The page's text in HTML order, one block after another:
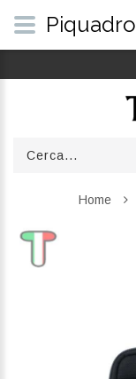
Home